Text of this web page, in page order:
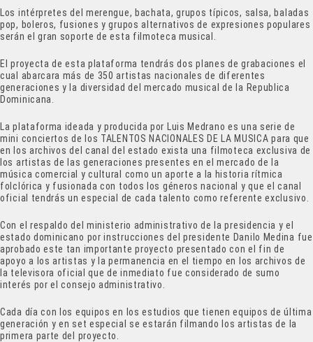
Los intérpretes del merengue, bachata, grupos típicos, salsa, baladas
pop, boleros, fusiones y grupos alternativos de expresiones populares
serán el gran soporte de esta filmoteca musical.
El proyecta de esta plataforma tendrás dos planes de grabaciones el
cual abarcara más de 350 artistas nacionales de diferentes
generaciones y la diversidad del mercado musical de la Republica
Dominicana.
La plataforma ideada y producida por Luis Medrano es una serie de
mini conciertos de los TALENTOS NACIONALES DE LA MUSICA para que
en los archivos del canal del estado exista una filmoteca exclusiva de
los artistas de las generaciones presentes en el mercado de la
música comercial y cultural como un aporte a la historia rítmica
folclórica y fusionada con todos los géneros nacional y que el canal
oficial tendrás un especial de cada talento como referente exclusivo.
Con el respaldo del ministerio administrativo de la presidencia y el
estado dominicano por instrucciones del presidente Danilo Medina fue
aprobado este tan importante proyecto presentado con el fin de
apoyo a los artistas y la permanencia en el tiempo en los archivos de
la televisora oficial que de inmediato fue considerado de sumo
interés por el consejo administrativo.
Cada día con los equipos en los estudios que tienen equipos de última
generación y en set especial se estarán filmando los artistas de la
primera parte del proyecto.